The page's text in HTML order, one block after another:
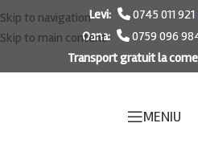
Skip to navigation
Skip to main content
Levi: 0745 011 921
Oana:
0759 096
Transport gratuit la
MENIU